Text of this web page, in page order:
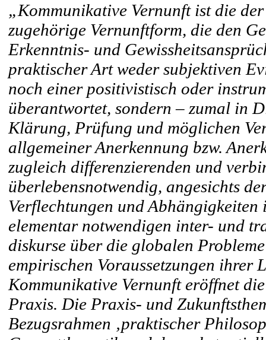
„Kommunikative Vernunft ist die
zugehörige Vernunftform, die den
Erkenntnis- und
praktischer Art weder subjektiven
noch einer positivistisch oder
überantwortet, sondern – zumal in
Klärung, Prüfung und möglichen
allgemeiner Anerkennung bzw.
zugleich differenzierenden und
überlebensnotwendig, angesichts
Verflechtungen und
elementar notwendigen inter- und
diskurse über die globalen
empirischen Voraussetzungen ihrer
Kommunikative Vernunft eröffnet
Praxis. Die Praxis- und
Bezugsrahmen ‚praktischer